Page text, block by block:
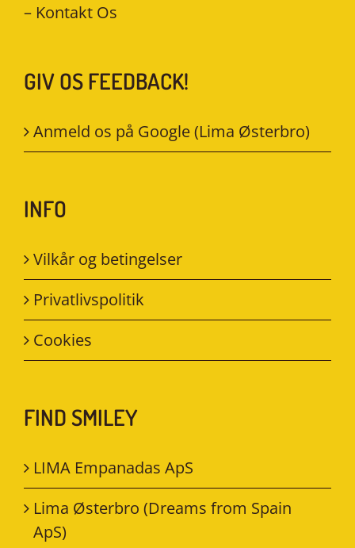
– Kontakt Os
GIV OS FEEDBACK!
Anmeld os på Google (Lima Østerbro)
INFO
Vilkår og betingelser
Privatlivspolitik
Cookies
FIND SMILEY
LIMA Empanadas ApS
Lima Østerbro (Dreams from Spain
ApS)